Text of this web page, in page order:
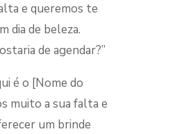
e queremos te
dia de beleza.
de agendar?”
é o [Nome do
muito a sua falta e
um brinde